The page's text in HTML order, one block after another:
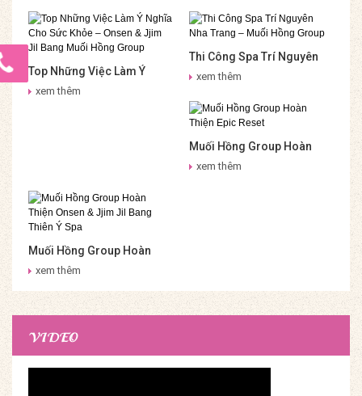
Top Những Việc Làm Ý
Nghĩa Cho Sức Khỏe –
xem thêm
Thi Công Spa Trí Nguyên
Nha Trang – Muối Hồng
xem thêm
Muối Hồng Group Hoàn
Thiện Epic Reset
xem thêm
Muối Hồng Group Hoàn
Thiện Onsen & Jjim Jil
xem thêm
VIDEO